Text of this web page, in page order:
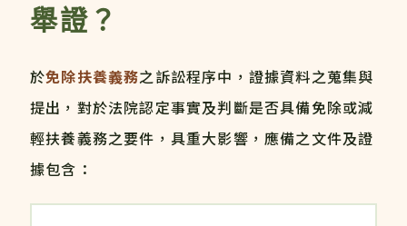
舉證？
於免除扶養義務之訴訟程序中，證據資料之蒐集與
提出，對於法院認定事實及判斷是否具備免除或減
輕扶養義務之要件，具重大影響，應備之文件及證
據包含：